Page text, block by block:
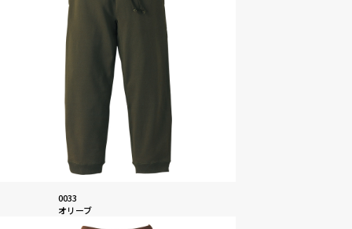
0033
オリーブ